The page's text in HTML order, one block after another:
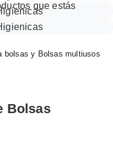
bolsas y Bolsas multiusos
Bolsas
que estás